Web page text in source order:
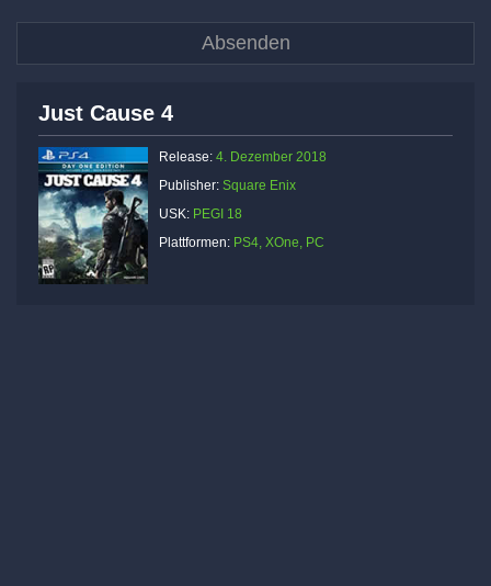
Just Cause 4
Release: 4. Dezember 2018
Publisher: Square Enix
USK: PEGI 18
Plattformen: PS4, XOne, PC